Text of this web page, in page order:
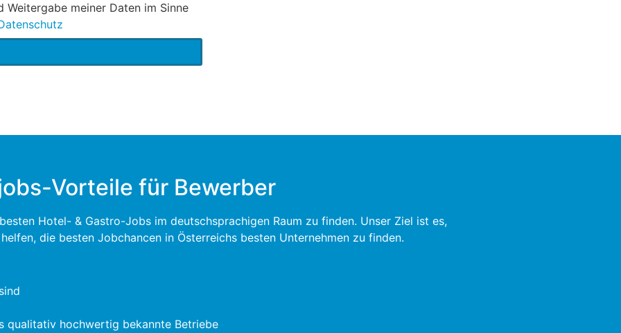
meiner Daten im Sinne
Vorteile für Bewerber
Hotel- & Gastro-Jobs im deutschsprachigen Raum zu finden. Unser Ziel ist es,
die besten Jobchancen in Österreichs besten Unternehmen zu finden.
qualitativ hochwertig bekannte Betriebe